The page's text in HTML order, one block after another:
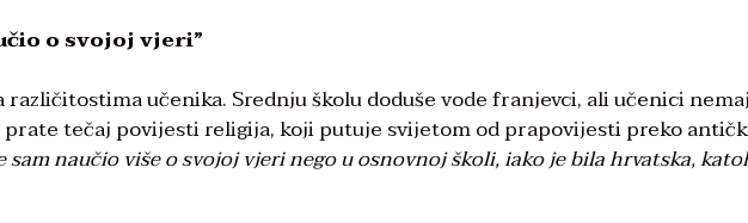
o svojoj vjeri”
različitostima učenika. Srednju školu doduše vode franjevci, ali učenici
tečaj povijesti religija, koji putuje svijetom od prapovijesti preko
sam naučio više o svojoj vjeri nego u osnovnoj školi, iako je bila hrvatska,